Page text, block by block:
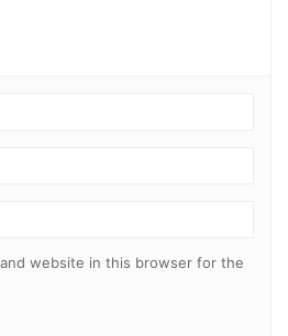
and website in this browser for the